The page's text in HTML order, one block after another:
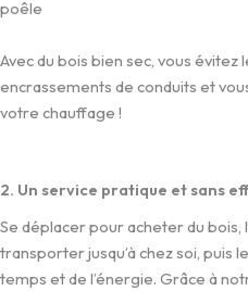
poêle
Avec du bois bien sec, vous évitez
encrassements de conduits et
votre chauffage !
2. Un service pratique et sans
Se déplacer pour acheter du bois,
transporter jusqu’à chez soi, puis
temps et de l’énergie. Grâce à